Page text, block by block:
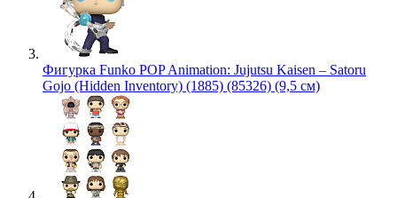
Фигурка Funko POP Animation: Jujutsu Kaisen – Satoru
Gojo (Hidden Inventory) (1885) (85326) (9,5 см)